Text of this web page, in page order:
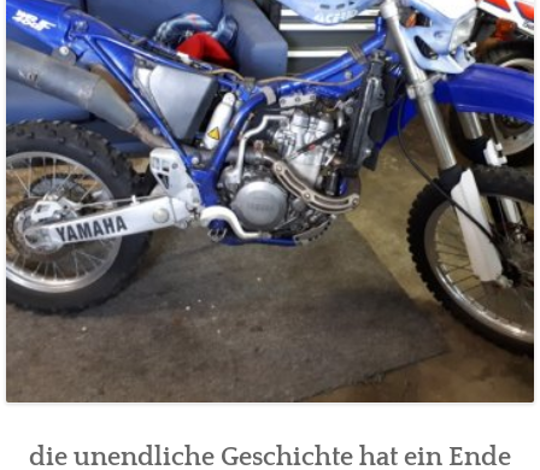
die unendliche Geschichte hat ein Ende